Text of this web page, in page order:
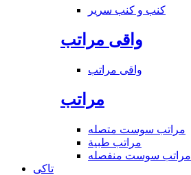
كنب و كنب سرير
واقى مراتب
واقى مراتب
مراتب
مراتب سوست متصله
مراتب طبية
مراتب سوست منفصله
تاكى